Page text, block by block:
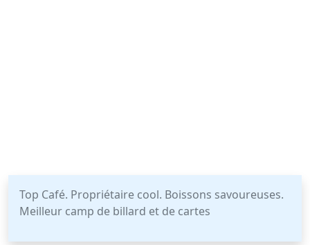
Top Café. Propriétaire cool. Boissons savoureuses.
Meilleur camp de billard et de cartes